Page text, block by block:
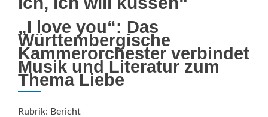
„I love you“: Das
Württembergische
Kammerorchester verbindet
Musik und Literatur zum
Thema Liebe
Rubrik: Bericht